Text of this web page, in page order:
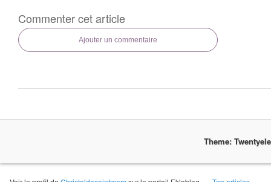
Commenter cet article
Ajouter un commentaire
Theme: